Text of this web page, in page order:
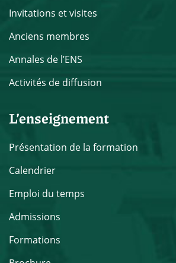
Invitations et visites
Anciens membres
Annales de l’ENS
Activités de diffusion
L’enseignement
Présentation de la formation
Calendrier
Emploi du temps
Admissions
Formations